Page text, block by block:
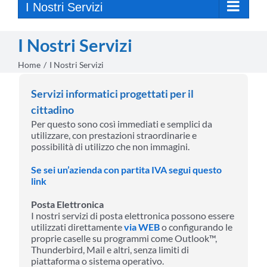
I Nostri Servizi
I Nostri Servizi
Home I Nostri Servizi
Servizi informatici progettati per il
cittadino
Per questo sono così immediati e semplici da
utilizzare, con prestazioni straordinarie e
possibilità di utilizzo che non immagini.
Se sei un’azienda con partita IVA segui questo
link
Posta Elettronica
I nostri servizi di posta elettronica possono essere
utilizzati direttamentevia WEBo configurando le
proprie caselle su programmi come Outlook™,
Thunderbird, Mail e altri, senza limiti di
piattaforma o sistema operativo.